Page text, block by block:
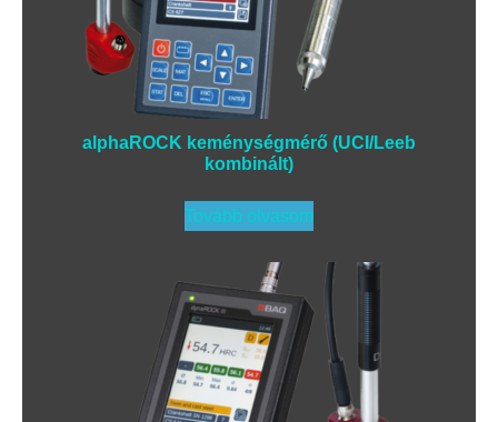
alphaROCK keménységmérő (UCI/Leeb
kombinált)
Tovább olvasom